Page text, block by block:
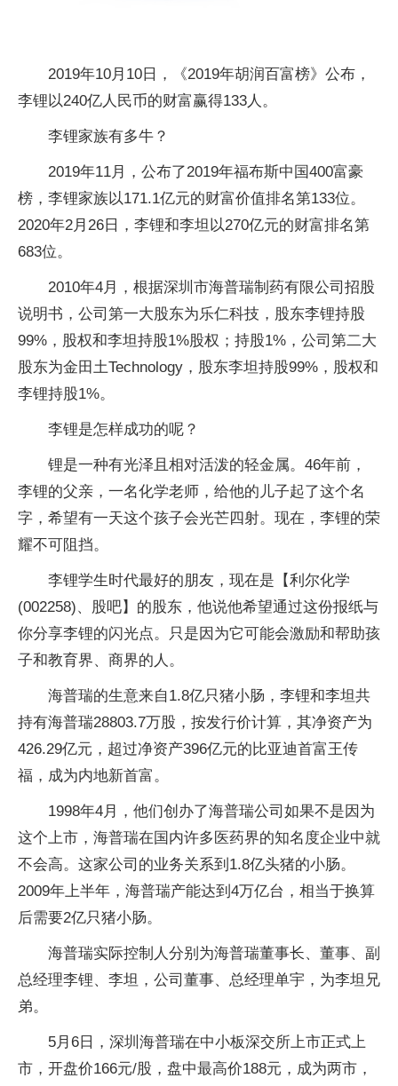
2019年10月10日，《2019年胡润百富榜》公布，
李锂以240亿人民币的财富赢得133人。
李锂家族有多牛？
2019年11月，公布了2019年福布斯中国400富豪
榜，李锂家族以171.1亿元的财富价值排名第133位。
2020年2月26日，李锂和李坦以270亿元的财富排名第
683位。
2010年4月，根据深圳市海普瑞制药有限公司招股
说明书，公司第一大股东为乐仁科技，股东李锂持股
99%，股权和李坦持股1%股权；持股1%，公司第二大
股东为金田土Technology，股东李坦持股99%，股权和
李锂持股1%。
李锂是怎样成功的呢？
锂是一种有光泽且相对活泼的轻金属。46年前，
李锂的父亲，一名化学老师，给他的儿子起了这个名
字，希望有一天这个孩子会光芒四射。现在，李锂的荣
耀不可阻挡。
李锂学生时代最好的朋友，现在是【利尔化学
(002258)、股吧】的股东，他说他希望通过这份报纸与
你分享李锂的闪光点。只是因为它可能会激励和帮助孩
子和教育界、商界的人。
海普瑞的生意来自1.8亿只猪小肠，李锂和李坦共
持有海普瑞28803.7万股，按发行价计算，其净资产为
426.29亿元，超过净资产396亿元的比亚迪首富王传
福，成为内地新首富。
1998年4月，他们创办了海普瑞公司如果不是因为
这个上市，海普瑞在国内许多医药界的知名度企业中就
不会高。这家公司的业务关系到1.8亿头猪的小肠。
2009年上半年，海普瑞产能达到4万亿台，相当于换算
后需要2亿只猪小肠。
海普瑞实际控制人分别为海普瑞董事长、董事、副
总经理李锂、李坦，公司董事、总经理单宇，为李坦兄
弟。
5月6日，深圳海普瑞在中小板深交所上市正式上
市，开盘价166元/股，盘中最高价188元，成为两市，